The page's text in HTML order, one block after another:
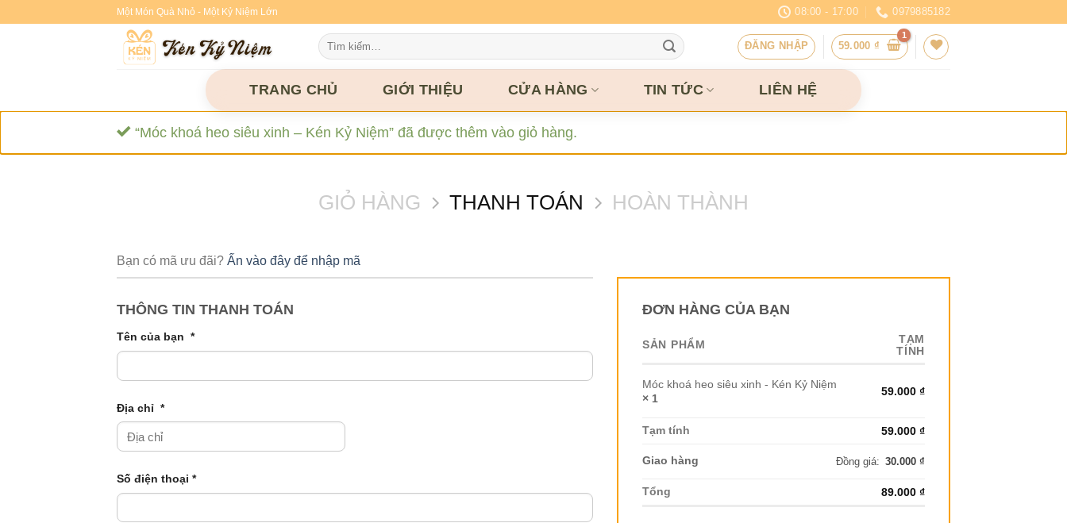
Một Món Quà Nhỏ - Một Kỷ Niệm Lớn 08:00 - 17:00 0979885182
Tìm
kiếm:
ĐĂNG NHẬP 59.000₫
TRANG CHỦ GIỚI THIỆU CỬA HÀNG TIN TỨC LIÊN HỆ
“Móc khoá heo siêu xinh – Kén Kỷ Niệm” đã được thêm vào giỏ hàng.
GIỎ HÀNG THANH TOÁN HOÀN THÀNH
Bạn có mã ưu đãi? Ấn vào đây để nhập mã
THÔNG TIN THANH TOÁN
Tên của bạn *
Địa chỉ *
Số điện thoại *
ĐƠN HÀNG CỦA BẠN
SẢN PHẨM
TẠM
TÍNH
Móc khoá heo siêu xinh - Kén Kỷ Niệm
× 1
59.000 ₫
Tạm tính 59.000 ₫
Giao hàng Đồng giá: 30.000 ₫
Tổng 89.000 ₫